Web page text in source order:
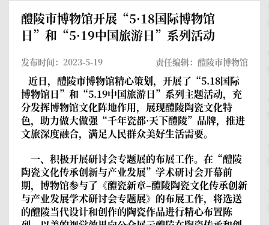
醴陵市博物馆开展“5·18国际博物馆
日”和“5·19中国旅游日”系列活动
发布时间：2023-5-19 责任编辑：醴陵市博物馆
近日，醴陵市博物馆精心策划，开展了“5.18国际
博物馆日”和“5.19中国旅游日”系列主题活动，充
分发挥博物馆文化阵地作用，展现醴陵陶瓷文化特
色，助力做大做强“千年瓷都·天下醴陵”品牌，推进
文旅深度融合，满足人民群众美好生活需要。
一、积极开展研讨会专题展的布展工作。 在“醴陵
陶瓷文化传承创新与产业发展”学术研讨会开幕前
期，博物馆参与了《醴瓷新章–醴陵陶瓷文化传承创新
与产业发展学术研讨会专题展》的布展工作，将选送
的醴陵当代设计和创作的陶瓷作品进行精心布置陈